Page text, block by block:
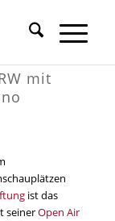
mit
ist das
seinerOpen Air